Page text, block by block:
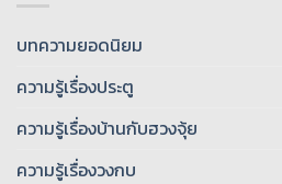
บทความยอดนิยม
ความรู้เรื่องประตู
ความรู้เรื่องบ้านกับฮวงจุ้ย
ความรู้เรื่องวงกบ